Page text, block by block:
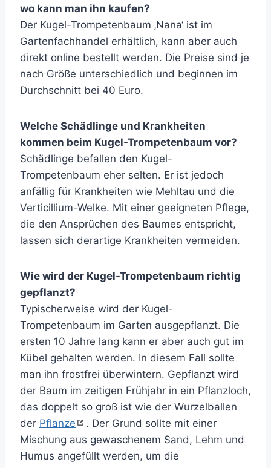
wo kann man ihn kaufen?
Der Kugel-Trompetenbaum ‚Nana‘ ist im
Gartenfachhandel erhältlich, kann aber auch
direkt online bestellt werden. Die Preise sind je
nach Größe unterschiedlich und beginnen im
Durchschnitt bei 40 Euro.
Welche Schädlinge und Krankheiten
kommen beim Kugel-Trompetenbaum vor?
Schädlinge befallen den Kugel-
Trompetenbaum eher selten. Er ist jedoch
anfällig für Krankheiten wie Mehltau und die
Verticillium-Welke. Mit einer geeigneten Pflege,
die den Ansprüchen des Baumes entspricht,
lassen sich derartige Krankheiten vermeiden.
Wie wird der Kugel-Trompetenbaum richtig
gepflanzt?
Typischerweise wird der Kugel-
Trompetenbaum im Garten ausgepflanzt. Die
ersten 10 Jahre lang kann er aber auch gut im
Kübel gehalten werden. In diesem Fall sollte
man ihn frostfrei überwintern. Gepflanzt wird
der Baum im zeitigen Frühjahr in ein Pflanzloch,
das doppelt so groß ist wie der Wurzelballen
der Pflanze
. Der Grund sollte mit einer
Mischung aus gewaschenem Sand, Lehm und
Humus angefüllt werden, um die